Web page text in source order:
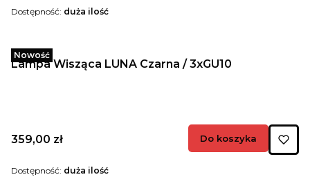
Dostępność: duża ilość
Nowość
Lampa Wisząca LUNA Czarna / 3xGU10
Cena
359,00 zł Do koszyka
Dostępność: duża ilość